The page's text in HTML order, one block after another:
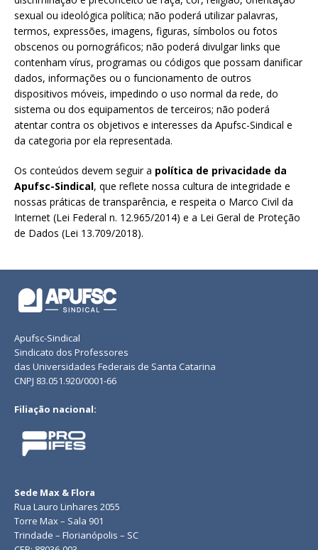
sexual ou ideológica política; não poderá utilizar palavras,
termos, expressões, imagens, figuras, símbolos ou fotos
obscenos ou pornográficos; não poderá divulgar links que
contenham vírus, programas ou códigos que possam danificar
dados, informações ou o funcionamento de outros
dispositivos móveis, impedindo o uso normal da rede, do
sistema ou dos equipamentos de terceiros; não poderá
atentar contra os objetivos e interesses da Apufsc-Sindical e
da categoria por ela representada.
Os conteúdos devem seguir a política de privacidade da
Apufsc-Sindical, que reflete nossa cultura de integridade e
nossas práticas de transparência, e respeita o Marco Civil da
Internet (Lei Federal n. 12.965/2014) e a Lei Geral de Proteção
de Dados (Lei 13.709/2018).
Apufsc-Sindical
Sindicato dos Professores
das Universidades Federais de Santa Catarina
CNPJ 83.051.920/0001-66
Filiação nacional:
Sede Max & Flora
Rua Lauro Linhares 2055
Torre Max – Sala 901
Trindade – Florianópolis – SC